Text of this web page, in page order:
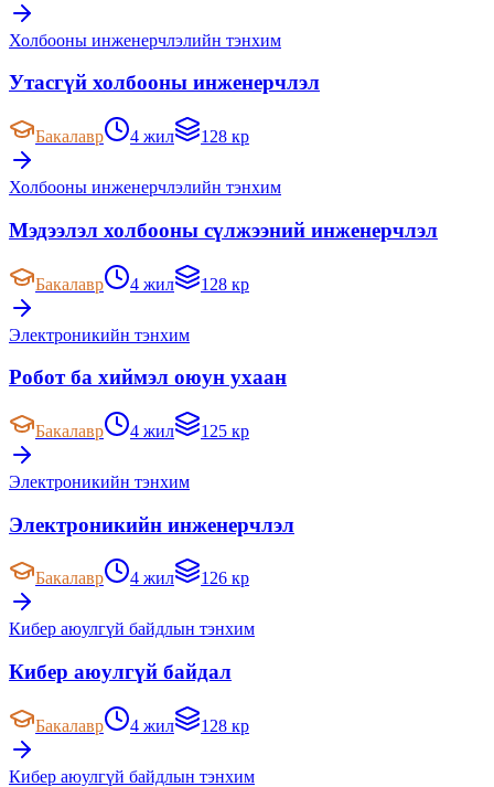
Холбооны инженерчлэлийн тэнхим
Утасгүй холбооны инженерчлэл
Бакалавр 4 жил 128 кр
Холбооны инженерчлэлийн тэнхим
Мэдээлэл холбооны сүлжээний инженерчлэл
Бакалавр 4 жил 128 кр
Электроникийн тэнхим
Робот ба хиймэл оюун ухаан
Бакалавр 4 жил 125 кр
Электроникийн тэнхим
Электроникийн инженерчлэл
Бакалавр 4 жил 126 кр
Кибер аюулгүй байдлын тэнхим
Кибер аюулгүй байдал
Бакалавр 4 жил 128 кр
Кибер аюулгүй байдлын тэнхим